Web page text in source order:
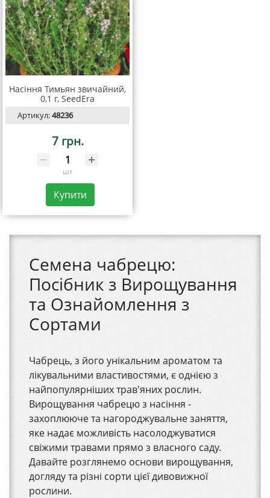
Семена чабрецю:
Посібник з Вирощування
та Ознайомлення з
Сортами
Чабрець, з його унікальним ароматом та
лікувальними властивостями, є однією з
найпопулярніших трав'яних рослин.
Вирощування чабрецю з насіння -
захоплююче та нагороджувальне заняття,
яке надає можливість насолоджуватися
свіжими травами прямо з власного саду.
Давайте розглянемо основи вирощування,
догляду та різні сорти цієї дивовижної
рослини.
Насіння Тимьян звичайний,
0,1 г, SeedEra
Артикул:48236
7 грн.
шт
Купити